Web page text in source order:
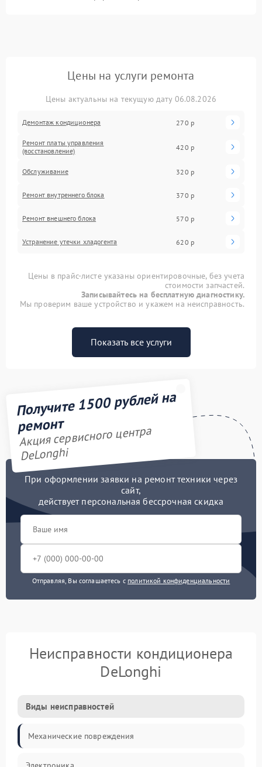
Цены на услуги ремонта
Цены актуальны на текущую дату 06.08.2026
Демонтаж кондиционера 270 р
Ремонт платы управления
(восстановление)
420 р
Обслуживание 320 р
Ремонт внутреннего блока 370 р
Ремонт внешнего блока 570 р
Устранение утечки хладогента 620 р
Цены в прайс-листе указаны ориентировочные, без учета
стоимости запчастей.
Записывайтесь на бесплатную диагностику.
Мы проверим ваше устройство и укажем на неисправность.
Показать все услуги
Получите 1500 рублей на
ремонт
Акция сервисного центра
DeLonghi
При оформлении заявки на ремонт техники через
сайт,
действует персональная бессрочная скидка
Отправляя, Вы соглашаетесь с политикой конфиденциальности
Неисправности кондиционера
DeLonghi
Виды неисправностей
Механические повреждения